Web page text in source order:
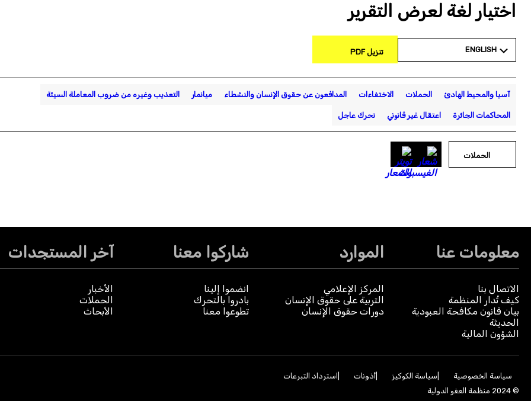
اختيار لغة لعرض التقرير
ENGLISH تنزيل PDF
آسيا والمحيط الهادئ الحملات الاختفاءات المدافعون عن حقوق الإنسان والنشطاء ميانمار التعذيب وغيره من ضروب المعاملة السيئة
المحاكمات الجائرة اعتقال غير قانوني تحرك عاجل
الحملات
معلومات عنا
الاتصال بنا
كيف تُدار المنظمة
بيان قانون مكافحة العبودية
الحديثة
الشؤون المالية
الموارد
المركز الإعلامي
التربية على حقوق الإنسان
دورات حقوق الإنسان
شاركوا معنا
انضموا إلينا
بادروا بالتحرك
تطوعوا معنا
آخر المستجدات
الأخبار
الحملات
الأبحاث
سياسة الخصوصية سياسة الكوكيز أذونات
استرداد التبرعات
© 2024 منظمة العفو الدولية